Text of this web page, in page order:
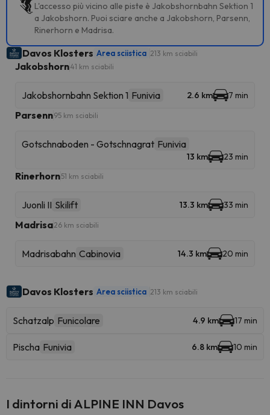
L'accesso più vicino alle piste è Jakobshornbahn Sektion 1
a Jakobshorn. Puoi sciare anche a Jakobshorn, Parsenn,
Rinerhorn e Madrisa.
Davos Klosters Area sciistica 213 km sciabili
Jakobshorn41 km sciabili
Jakobshornbahn Sektion 1 Funivia 2.6 km 7 min
Parsenn95 km sciabili
Gotschnaboden - Gotschnagrat Funivia
13 km 23 min
Rinerhorn51 km sciabili
Juonli II Skilift 13.3 km 33 min
Madrisa26 km sciabili
Madrisabahn Cabinovia 14.3 km 20 min
Davos Klosters Area sciistica 213 km sciabili
Schatzalp Funicolare 4.9 km 17 min
Pischa Funivia 6.8 km 10 min
I dintorni di ALPINE INN Davos